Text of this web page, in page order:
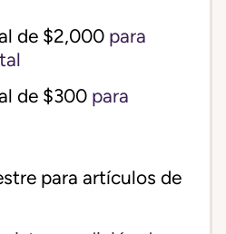
de $2,000 para
de $300 para
para artículos de